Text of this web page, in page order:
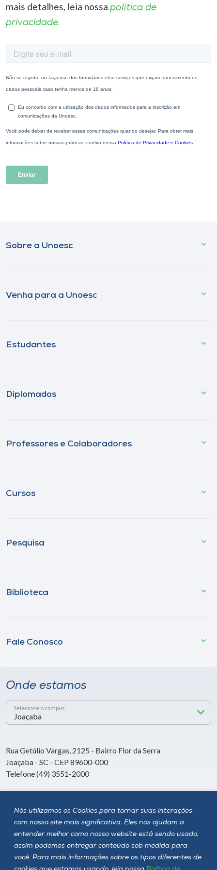
Nós utilizamos os Cookies para tornar suas interações
com nosso site mais significativa. Eles nos ajudam a
entender melhor como nosso website está sendo usado,
assim podemos entregar conteúdo sob medida para
você. Para mais informações sobre os tipos diferentes de
mais detalhes, leia nossa política de
privacidade.
Sobre a Unoesc
Venha para a Unoesc
Estudantes
Diplomados
Professores e Colaboradores
Cursos
Pesquisa
Biblioteca
Fale Conosco
Onde estamos
Selecione o campus
Rua Getúlio Vargas, 2125 - Bairro Flor da Serra
Joaçaba - SC - CEP 89600-000
Telefone (49) 3551-2000
Siga a Unoesc